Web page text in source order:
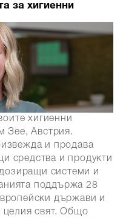
за хигиенни
хигиенни
Зее, Австрия.
и продава
средства и продукти
системи и
поддържа 28
държави и
целия свят. Общо